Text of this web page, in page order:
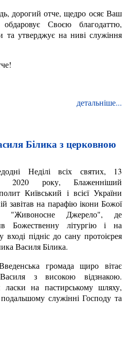
дорогий отче, щедро осяє Ваш
Своєю благодаттю,
та утверджує на ниві служіння
детальніше...
Білика з церковною
Неділі всіх святих, 13
2020 року, Блаженніший
Київський і всієї України
завітав на парафію ікони Божої
"Живоносне Джерело", де
Божественну літургію і на
підніс до сану протоієрея
Василя Білика.
громада щиро вітає
з високою відзнакою.
на пастирському шляху,
служінні Господу та